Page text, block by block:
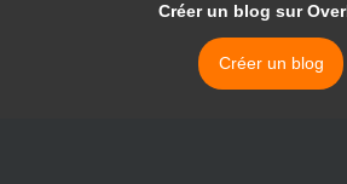
Créer un blog sur
Créer un blog